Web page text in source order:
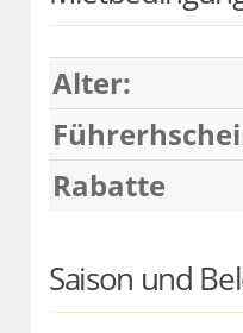
Alter:
Rabatte
Saison und